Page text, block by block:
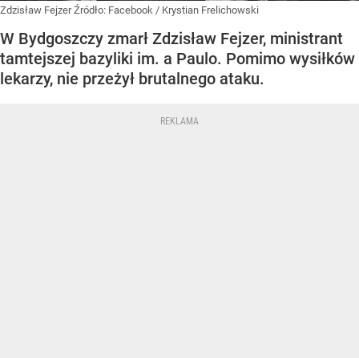
Zdzisław FejzerŹródło: Facebook / Krystian Frelichowski
W Bydgoszczy zmarł Zdzisław Fejzer, ministrant
tamtejszej bazyliki im. a Paulo. Pomimo wysiłków
lekarzy, nie przeżył brutalnego ataku.